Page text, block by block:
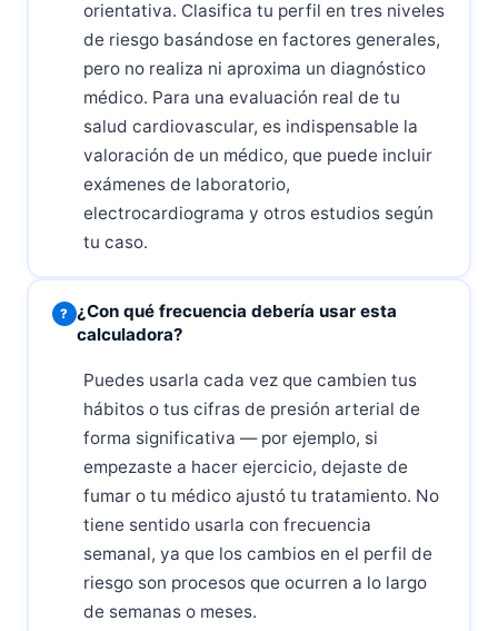
orientativa. Clasifica tu perfil en tres niveles
de riesgo basándose en factores generales,
pero no realiza ni aproxima un diagnóstico
médico. Para una evaluación real de tu
salud cardiovascular, es indispensable la
valoración de un médico, que puede incluir
exámenes de laboratorio,
electrocardiograma y otros estudios según
tu caso.
¿Con qué frecuencia debería usar esta
calculadora?
Puedes usarla cada vez que cambien tus
hábitos o tus cifras de presión arterial de
forma significativa — por ejemplo, si
empezaste a hacer ejercicio, dejaste de
fumar o tu médico ajustó tu tratamiento. No
tiene sentido usarla con frecuencia
semanal, ya que los cambios en el perfil de
riesgo son procesos que ocurren a lo largo
de semanas o meses.